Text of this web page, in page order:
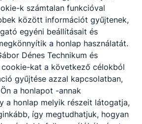
k számtalan funkcióval
között információt gyűjtenek,
egyéni beállításait és
a honlap használatát.
Dénes Technikum és
cookie-kat a következő célokból
gyűjtése azzal kapcsolatban,
a honlapot -annak
a honlap melyik részeit látogatja,
így megtudhatjuk, hogyan